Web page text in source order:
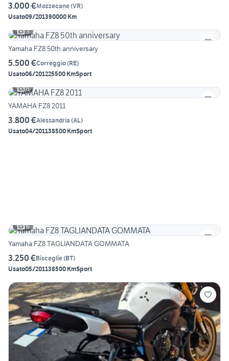
3.000 €Mozzecane(VR)
Usato09/201390000 Km
3
Yamaha FZ8 50th anniversary
5.500 €Correggio(RE)
Usato06/201225500 KmSport
6
YAMAHA FZ8 2011
3.800 €Alessandria (AL)
Usato04/201138500 KmSport
6
Yamaha FZ8 TAGLIANDATA GOMMATA
3.250 €Bisceglie(BT)
Usato05/201138500 KmSport